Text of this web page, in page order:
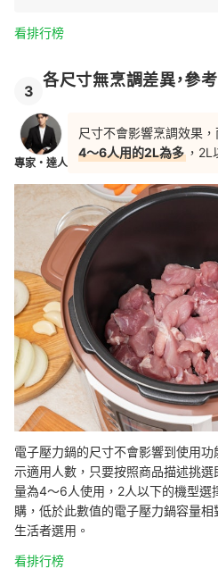
看排行榜
3
各尺寸無烹調差異，參
專家・達人
尺寸不會影響烹調效果
4～6人用的2L為多 ，
電子壓力鍋的尺寸不會影響到使用
示適用人數，只要按照商品描述挑
量為4～6人使用，2人以下的機型選
購 ， 低於此數值的電子壓力鍋容量
生活者選用。
看排行榜